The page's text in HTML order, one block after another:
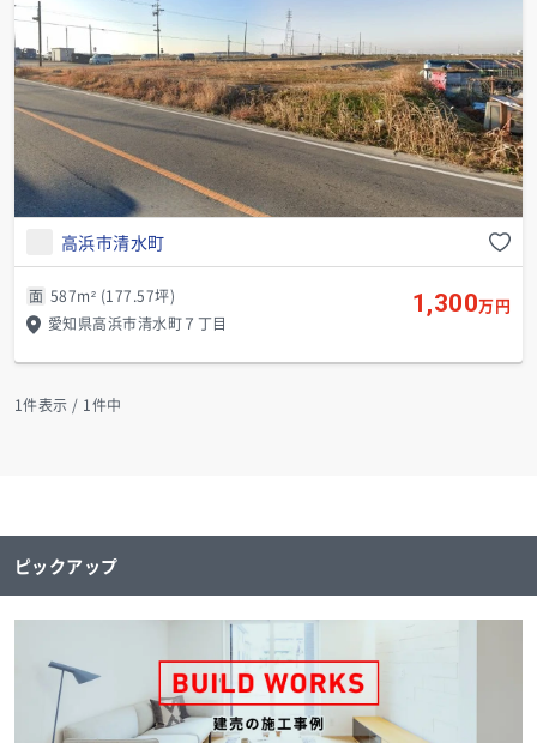
高浜市清水町
面 587m² (177.57坪)
愛知県高浜市清水町７丁目
1,300万円
1件表示 / 1件中
ピックアップ